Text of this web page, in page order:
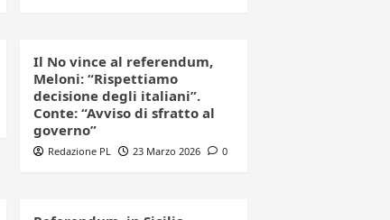
Il No vince al referendum,
Meloni: “Rispettiamo
decisione degli italiani”.
Conte: “Avviso di sfratto al
governo”
Redazione PL 23 Marzo 2026 0